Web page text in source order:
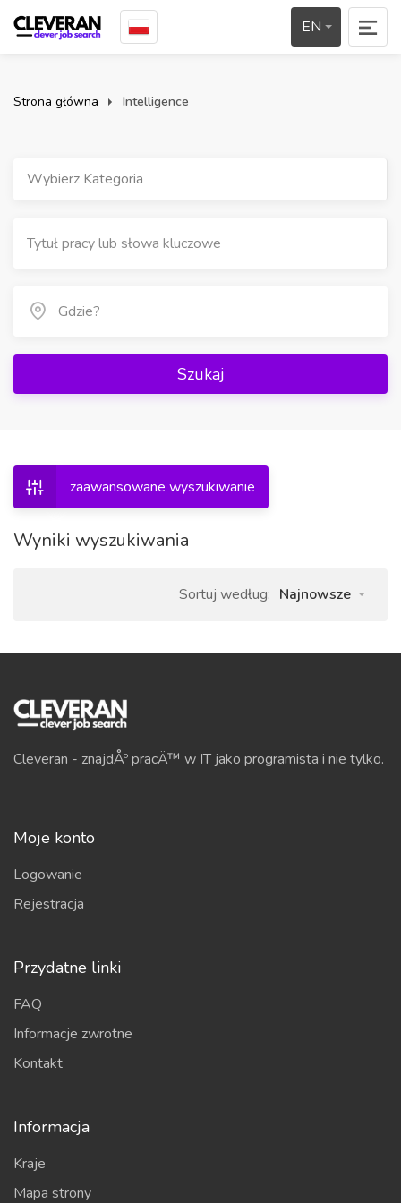
EN
Strona główna Intelligence
Wybierz Kategoria
Szukaj
zaawansowane wyszukiwanie
Wyniki wyszukiwania
Sortuj według: Najnowsze
Cleveran - znajdÅº pracÄ™ w IT jako programista i nie tylko.
Moje konto
Logowanie
Rejestracja
Przydatne linki
FAQ
Informacje zwrotne
Kontakt
Informacja
Kraje
Mapa strony